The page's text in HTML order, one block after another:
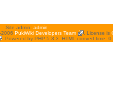
Site admin: admin
PukiWiki Developers Team . License is
. Powered by PHP 5.3.3. HTML convert time: